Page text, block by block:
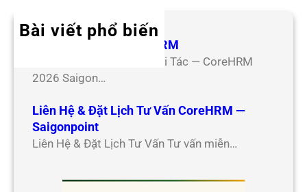
Bài viết phổ biến
Hợp Tác Đối Tác CoreHRM
Chương Trình Hợp Tác Đối Tác — CoreHRM
2026 Saigon…
Liên Hệ & Đặt Lịch Tư Vấn CoreHRM —
Saigonpoint
Liên Hệ & Đặt Lịch Tư Vấn Tư vấn miễn…